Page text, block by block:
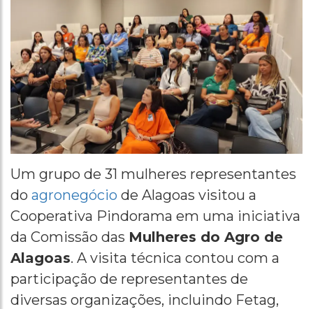
Um grupo de 31 mulheres representantes
do agronegócio de Alagoas visitou a
Cooperativa Pindorama em uma iniciativa
da Comissão das Mulheres do Agro de
Alagoas. A visita técnica contou com a
participação de representantes de
diversas organizações, incluindo Fetag,